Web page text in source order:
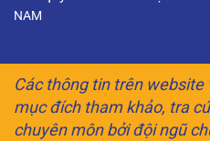
NAM
Các thông tin trên website
mục đích tham khảo, tra
chuyên môn bởi đội ngũ